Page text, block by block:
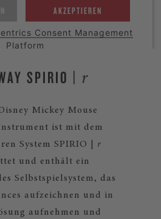
AKZEPTIEREN
Consent Management
Platform
SPIRIO | r
Mickey Mouse
ist mit dem
System SPIRIO | r
und enthält ein
Selbstspielsystem, das
aufzeichnen und in
aufnehmen und